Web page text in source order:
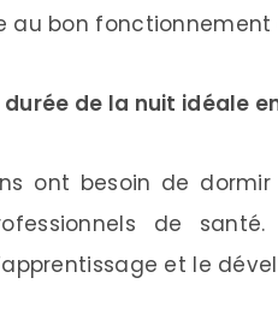
au bon fonctionnement
durée de la nuit idéale
ont besoin de
de
et le